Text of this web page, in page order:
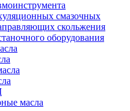
смазочных
скольжения
оборудования
масла